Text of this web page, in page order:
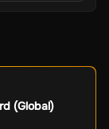
(Global)